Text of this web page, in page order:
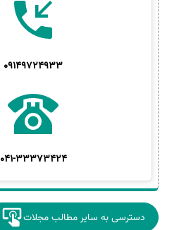
09149724933
041-33373424
دسترسی به سایر مطالب مجلات